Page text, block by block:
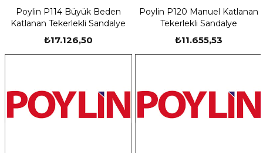
Poylin P114 Büyük Beden
Katlanan Tekerlekli Sandalye
₺17.126,50
Poylin P120 Manuel Katlanan
Tekerlekli Sandalye
₺11.655,53